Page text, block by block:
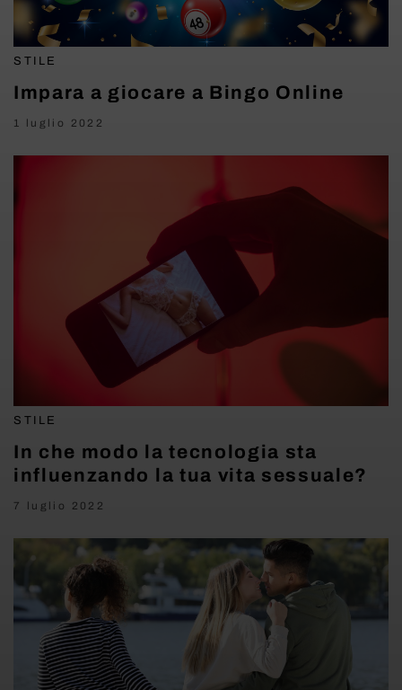
STILE
Impara a giocare a Bingo Online
1 luglio 2022
STILE
In che modo la tecnologia sta
influenzando la tua vita sessuale?
7 luglio 2022